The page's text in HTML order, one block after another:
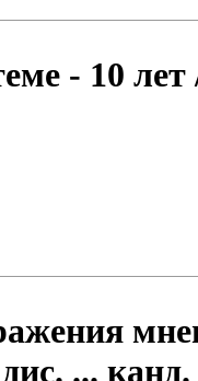
- 10 лет
...